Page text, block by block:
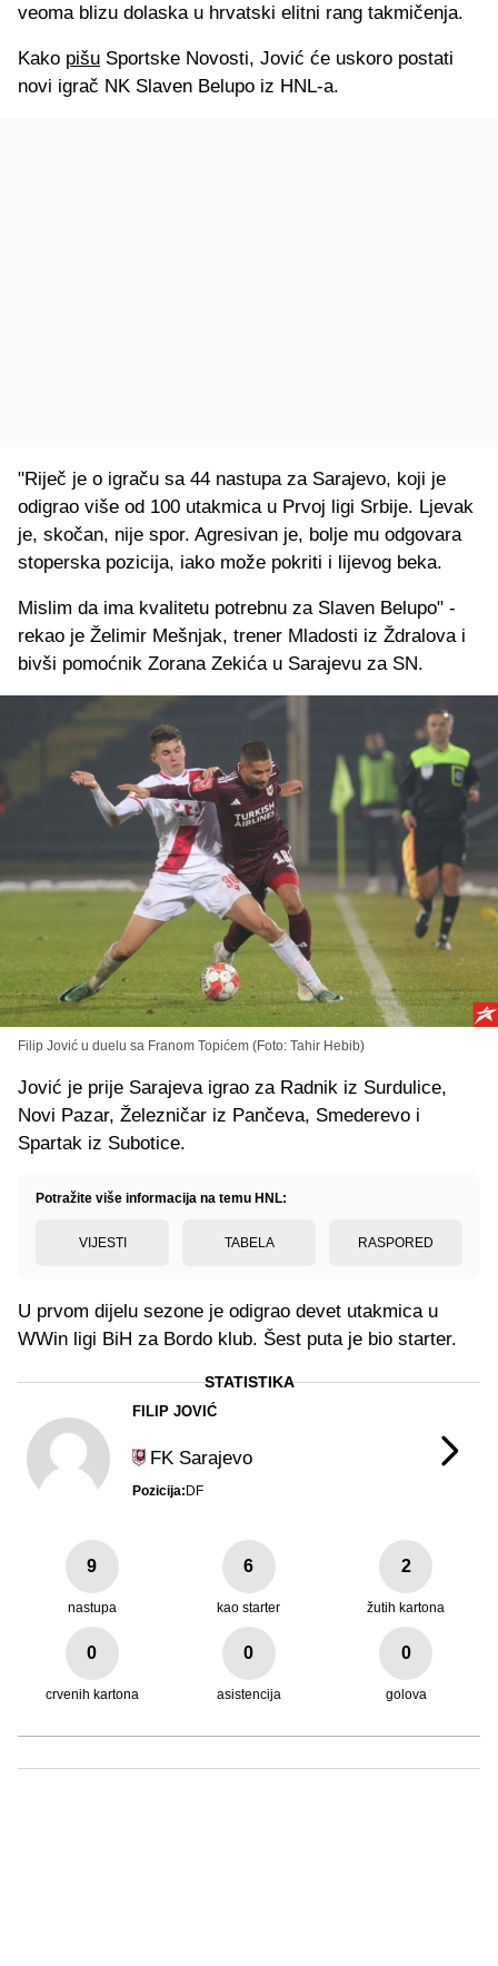
veoma blizu dolaska u hrvatski elitni rang takmičenja.
Kako pišu Sportske Novosti, Jović će uskoro postati
novi igrač NK Slaven Belupo iz HNL-a.
"Riječ je o igraču sa 44 nastupa za Sarajevo, koji je
odigrao više od 100 utakmica u Prvoj ligi Srbije. Ljevak
je, skočan, nije spor. Agresivan je, bolje mu odgovara
stoperska pozicija, iako može pokriti i lijevog beka.
Mislim da ima kvalitetu potrebnu za Slaven Belupo" -
rekao je Želimir Mešnjak, trener Mladosti iz Ždralova i
bivši pomoćnik Zorana Zekića u Sarajevu za SN.
Filip Jović u duelu sa Franom Topićem (Foto: Tahir Hebib)
Jović je prije Sarajeva igrao za Radnik iz Surdulice,
Novi Pazar, Železničar iz Pančeva, Smederevo i
Spartak iz Subotice.
Potražite više informacija na temu HNL:
VIJESTI TABELA RASPORED
U prvom dijelu sezone je odigrao devet utakmica u
WWin ligi BiH za Bordo klub. Šest puta je bio starter.
FILIP JOVIĆ
FK Sarajevo
Pozicija:DF
STATISTIKA
9
nastupa
6
kao starter
2
žutih kartona
0
crvenih kartona
0
asistencija
0
golova